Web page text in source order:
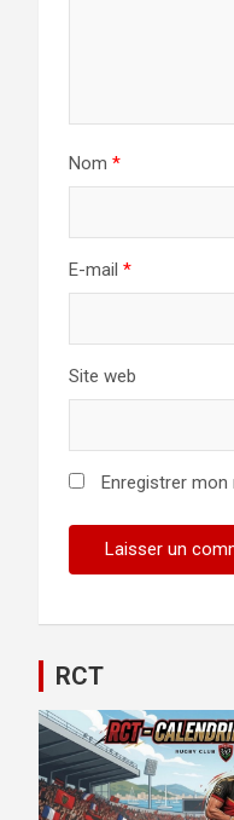
Nom *
E-mail *
Site web
Enregistrer
RCT